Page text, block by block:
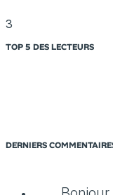
3
TOP 5 DES LECTEURS
DERNIERS